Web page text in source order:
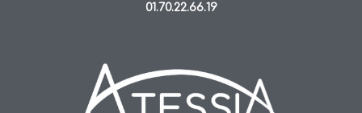
01.70.22.66.19